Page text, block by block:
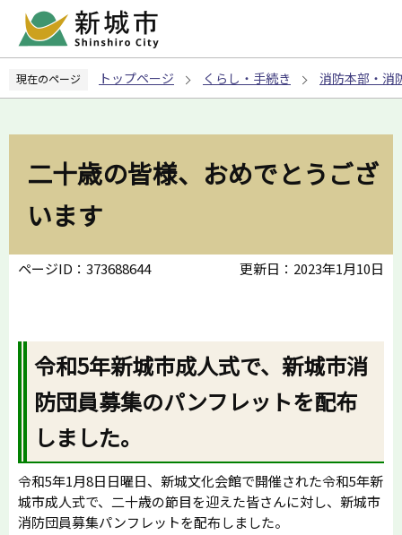
ペ
の
現在のページ トップページ くらし・手続き 消防本部・消
二十歳の皆様、おめでとうござ
います
ページID：373688644 更新日：2023年1月10日
令和5年新城市成人式で、新城市消
防団員募集のパンフレットを配布
しました。
令和5年1月8日日曜日、新城文化会館で開催された令和5年新
城市成人式で、二十歳の節目を迎えた皆さんに対し、新城市
消防団員募集パンフレットを配布しました。